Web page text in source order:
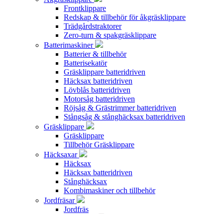
Frontklippare
Redskap & tillbehör för åkgräsklippare
Trädgårdstraktorer
Zero-turn & spakgräsklippare
Batterimaskiner
Batterier & tillbehör
Batterisekatör
Gräsklippare batteridriven
Häcksax batteridriven
Lövblås batteridriven
Motorsåg batteridriven
Röjsåg & Grästrimmer batteridriven
Stångsåg & stånghäcksax batteridriven
Gräsklippare
Gräsklippare
Tillbehör Gräsklippare
Häcksaxar
Häcksax
Häcksax batteridriven
Stånghäcksax
Kombimaskiner och tillbehör
Jordfräsar
Jordfräs